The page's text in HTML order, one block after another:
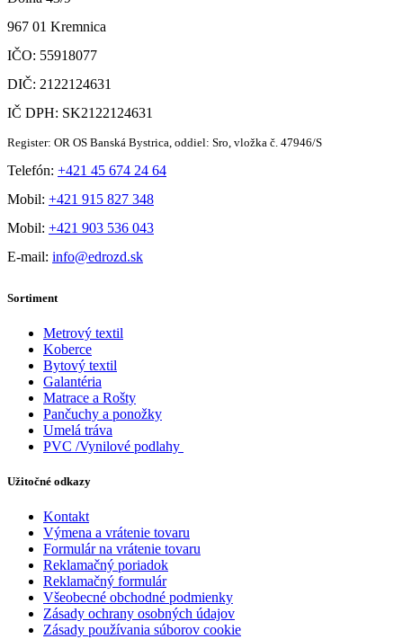
967 01 Kremnica
IČO: 55918077
DIČ: 2122124631
IČ DPH: SK2122124631
Register: OR OS Banská Bystrica, oddiel: Sro, vložka č. 47946/S
Telefón: +421 45 674 24 64
Mobil: +421 915 827 348
Mobil: +421 903 536 043
E-mail: info@edrozd.sk
Sortiment
Metrový textil
Koberce
Bytový textil
Galantéria
Matrace a Rošty
Pančuchy a ponožky
Umelá tráva
PVC /Vynilové podlahy
Užitočné odkazy
Kontakt
Výmena a vrátenie tovaru
Formulár na vrátenie tovaru
Reklamačný poriadok
Reklamačný formulár
Všeobecné obchodné podmienky
Zásady ochrany osobných údajov
Zásady používania súborov cookie